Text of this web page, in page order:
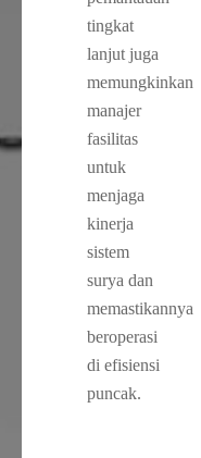
tingkat
lanjut juga
memungkinkan
manajer
fasilitas
untuk
menjaga
kinerja
sistem
surya dan
memastikannya
beroperasi
di efisiensi
puncak.